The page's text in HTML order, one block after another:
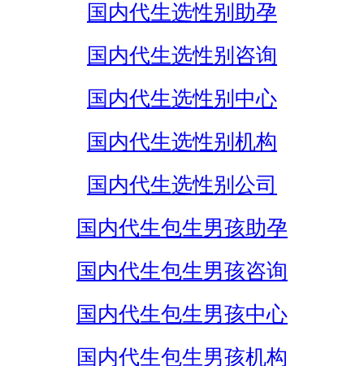
国内代生选性别助孕
国内代生选性别咨询
国内代生选性别中心
国内代生选性别机构
国内代生选性别公司
国内代生包生男孩助孕
国内代生包生男孩咨询
国内代生包生男孩中心
国内代生包生男孩机构